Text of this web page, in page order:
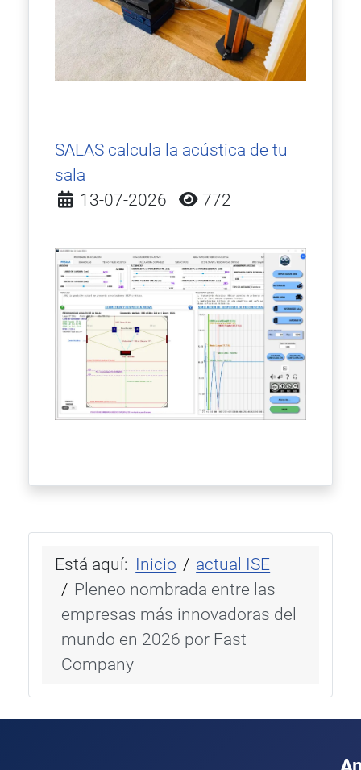
SALAS calcula la acústica de tu
sala
Detalles
13-07-2026 772
Está aquí: Inicio
actual ISE
Pleneo nombrada entre las
empresas más innovadoras del
mundo en 2026 por Fast
Company